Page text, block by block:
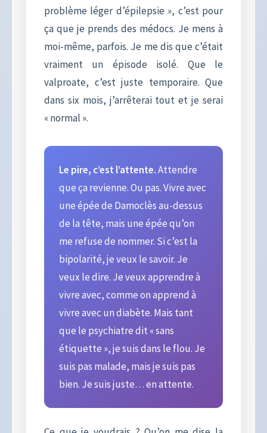
problème léger d’épilepsie », c’est pour
ça que je prends des médocs. Je mens à
moi-même, parfois. Je me dis que c’était
vraiment un épisode isolé. Que le
valproate, c’est juste temporaire. Que
dans six mois, j’arrêterai tout et je serai
« normal ».
Le pire, c’est l’attente.Attendre
que ça revienne. Ou pas. Vivre avec
une épée de Damoclès au-dessus
de la tête, mais une épée qu’on
me refuse de nommer. Si c’est la
bipolarité, je veux le savoir. Je
veux le dire. Je veux apprendre à
vivre avec, comme on apprend à
vivre avec un diabète. Mais tant
que le psychiatre dit « sans
étiquette », je suis dans le flou. Je
suis pas malade, mais je suis pas
bien. Je suis juste… en attente.